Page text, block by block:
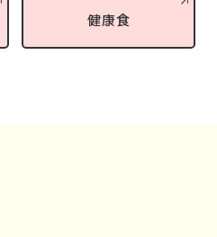
健康食